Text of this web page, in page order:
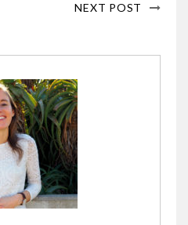
NEXT POST